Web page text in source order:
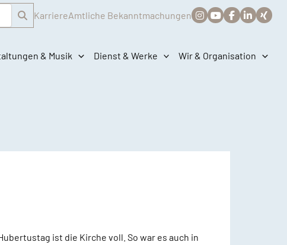
KarriereAmtliche Bekanntmachungen
& Musik Dienst & Werke Wir & Organisation
ist die Kirche voll. So war es auch in